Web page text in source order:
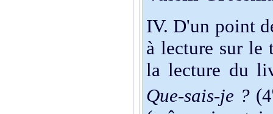
IV. D'un point
à lecture sur le
la lecture du
Que-sais-je ? (4